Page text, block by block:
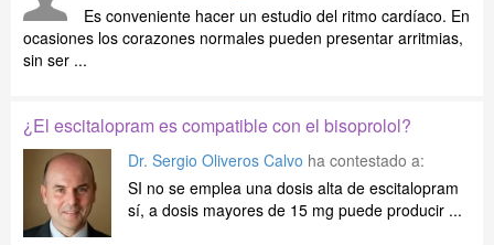
Es conveniente hacer un estudio del ritmo cardíaco. En
ocasiones los corazones normales pueden presentar arritmias,
sin ser ...
¿El escitalopram es compatible con el bisoprolol?
Dr. Sergio Oliveros Calvo ha contestado a:
SI no se emplea una dosis alta de escitalopram
sí, a dosis mayores de 15 mg puede producir ...